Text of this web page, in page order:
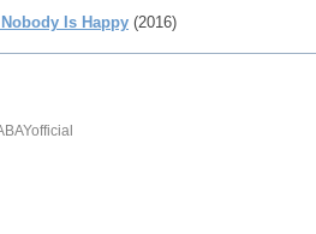
Is Happy (2016)